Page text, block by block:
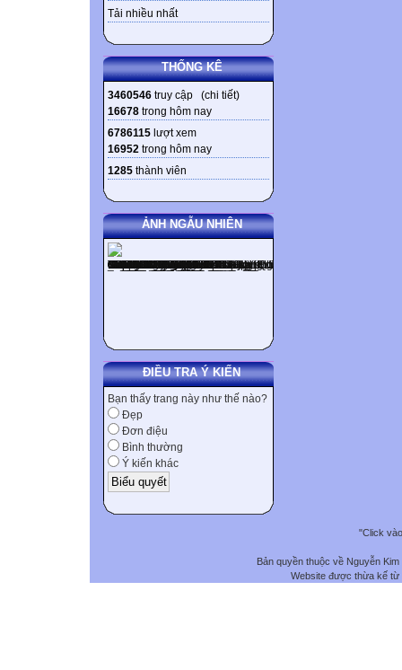
Tải nhiều nhất
THỐNG KÊ
3460546 truy cập (chi tiết)
16678 trong hôm nay
6786115 lượt xem
16952 trong hôm nay
1285 thành viên
ẢNH NGẪU NHIÊN
ĐIỀU TRA Ý KIẾN
Bạn thấy trang này như thế nào?
Đẹp
Đơn điệu
Bình thường
Ý kiến khác
"Click
Bản quyền thuộc về Nguyễn
Website được thừa kế từ